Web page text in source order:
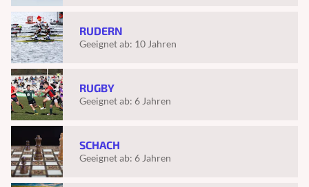
RUDERN
Geeignet ab: 10 Jahren
RUGBY
Geeignet ab: 6 Jahren
SCHACH
Geeignet ab: 6 Jahren